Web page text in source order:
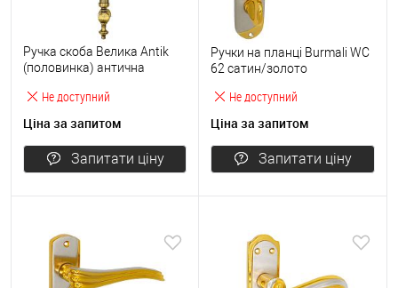
Не доступний
Ручка скоба Велика Antik
(половинка) антична
Ціна за запитом
Запитати ціну
Не доступний
Ручки на планці Burmali WC
62 сатин/золото
Ціна за запитом
Запитати ціну